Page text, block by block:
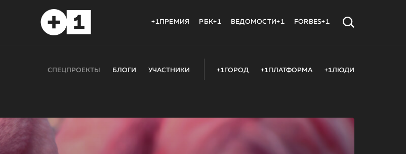
+1ПРЕМИЯ РБК+1 ВЕДОМОСТИ+1 FORBES+1
СПЕЦПРОЕКТЫ БЛОГИ УЧАСТНИКИ +1ГОРОД +1ПЛАТФОРМА +1ЛЮДИ